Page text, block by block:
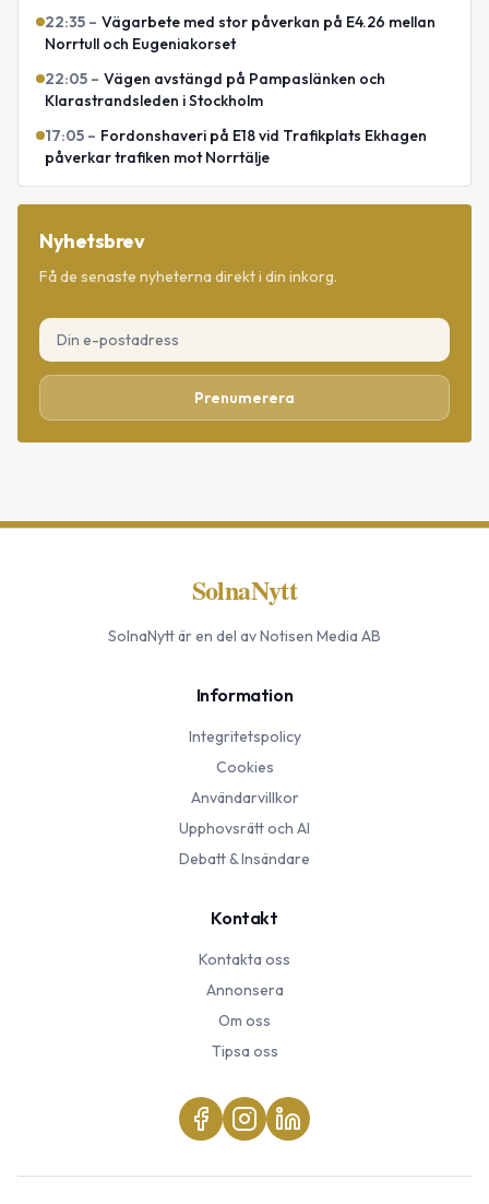
22:35 – Vägarbete med stor påverkan på E4.26 mellan
Norrtull och Eugeniakorset
22:05 – Vägen avstängd på Pampaslänken och
Klarastrandsleden i Stockholm
17:05 – Fordonshaveri på E18 vid Trafikplats Ekhagen
påverkar trafiken mot Norrtälje
Nyhetsbrev
Få de senaste nyheterna direkt i din inkorg.
Prenumerera
SolnaNytt
SolnaNyttär en del av Notisen Media AB
Information
Integritetspolicy
Cookies
Användarvillkor
Upphovsrätt och AI
Debatt & Insändare
Kontakt
Kontakta oss
Annonsera
Om oss
Tipsa oss